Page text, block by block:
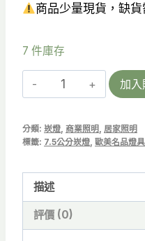
商品少量現貨，缺
7 件庫存
【燈
殼】
高
崁
燈
Φ7.5
公
加
分類: 崁燈, 商業照明 , 居家照明
標籤: 7.5公分崁燈, 歐美名品燈
描述
評價 (0)